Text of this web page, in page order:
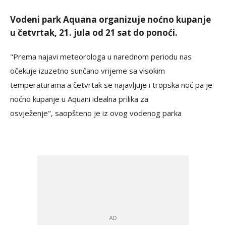
Vodeni park Aquana organizuje noćno kupanje
u četvrtak, 21. jula od 21 sat do ponoći.
"Prema najavi meteorologa u narednom periodu nas
očekuje izuzetno sunčano vrijeme sa visokim
temperaturama a četvrtak se najavljuje i tropska noć pa je
noćno kupanje u Aquani idealna prilika za
osvježenje", saopšteno je iz ovog vodenog parka